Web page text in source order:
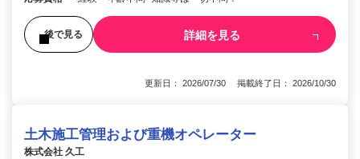
後で見る 詳細を見る
更新日： 2026/07/30 掲載終了日： 2026/10/30
土木施工管理および重機オペレーター
株式会社 久工